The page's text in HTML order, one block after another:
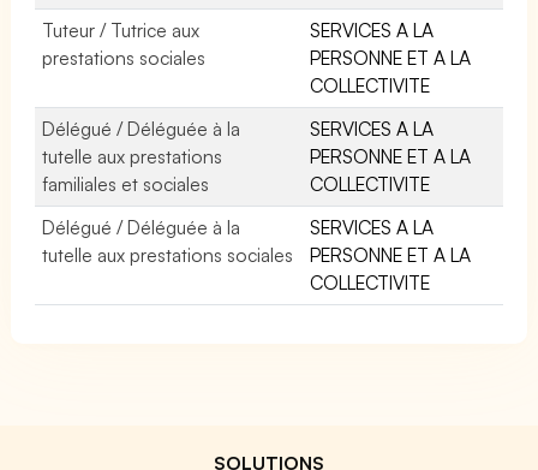
Tuteur / Tutrice aux
prestations sociales
SERVICES A LA
PERSONNE ET A LA
COLLECTIVITE
Délégué / Déléguée à la
tutelle aux prestations
familiales et sociales
SERVICES A LA
PERSONNE ET A LA
COLLECTIVITE
Délégué / Déléguée à la
tutelle aux prestations sociales
SERVICES A LA
PERSONNE ET A LA
COLLECTIVITE
SOLUTIONS